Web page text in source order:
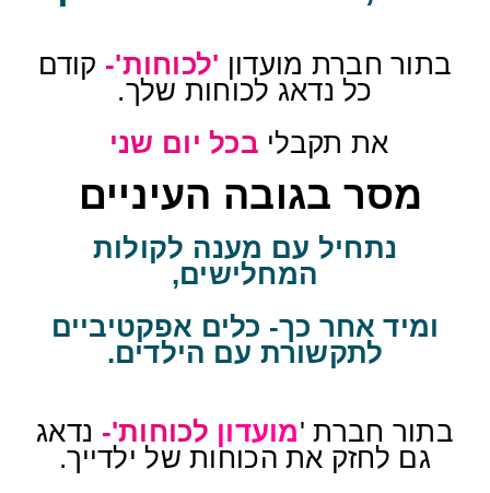
בתור חברת מועדון 'לכוחות'- קודם
כל נדאג לכוחות שלך.
את תקבלי בכל יום שני
מסר בגובה העיניים
נתחיל עם מענה לקולות
המחלישים,
ומיד אחר כך- כלים אפקטיביים
לתקשורת עם הילדים.
בתור חברת 'מועדון לכוחות'- נדאג
גם לחזק את הכוחות של ילדייך.